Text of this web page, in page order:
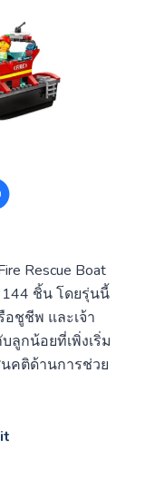
Rescue Boat
144 ชิ้น โดยรุ่นนี้
อชูชีพ และเจ้า
ลูกน้อยที่เพิ่งเริ่ม
คติด้านการช่วย